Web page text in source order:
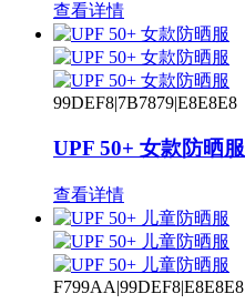
查看详情
99DEF8|7B7879|E8E8E8
UPF 50+ 女款防晒服
查看详情
F799AA|99DEF8|E8E8E8